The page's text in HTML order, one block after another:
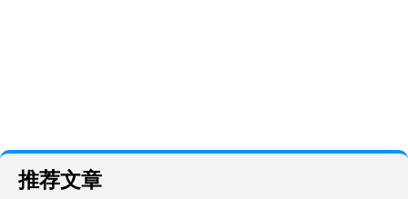
推荐文章